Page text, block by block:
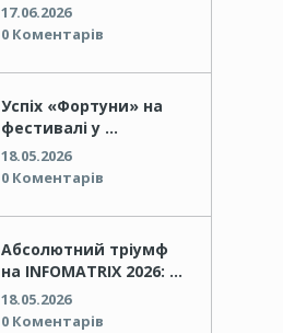
17.06.2026
0 Коментарів
Успіх «Фортуни» на
фестивалі у …
18.05.2026
0 Коментарів
Абсолютний тріумф
на INFOMATRIX 2026: …
18.05.2026
0 Коментарів